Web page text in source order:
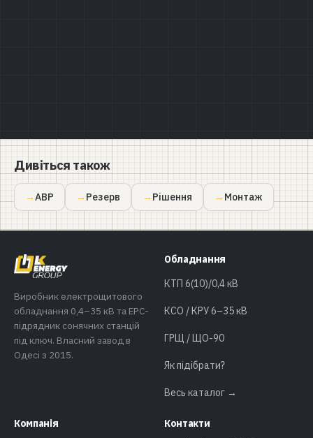
Дивіться також
АВР Резерв Рішення Монтаж
Виробник електрощитового
обладнання 0,4–35 кВ та EPC-
підрядник сонячних станцій
під ключ. Власний завод в
Одесі з 2015.
Обладнання
КТП 6(10)/0,4 кВ
КСО / КРУ 6–35 кВ
ГРЩ / ЩО-90
Як підібрати?
Весь каталог →
Компанія
Контакти